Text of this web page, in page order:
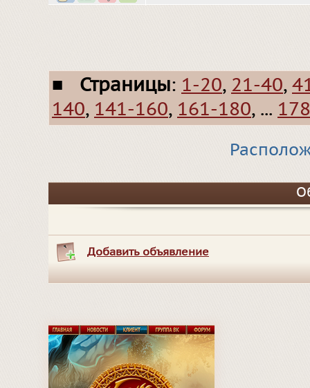
■ Страницы: 1-20, 21-40,
140, 141-160, 161-180, ...
Добавить объявление